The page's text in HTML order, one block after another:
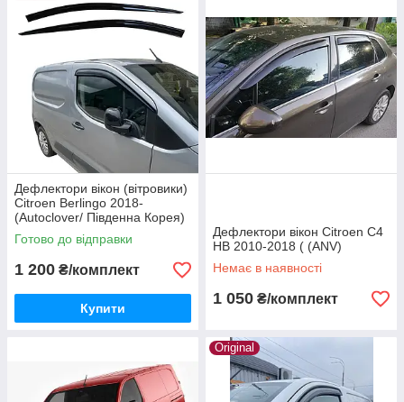
Дефлектори вікон (вітровики)
Citroen Berlingo 2018-
(Autoclover/ Південна Корея)
Готово до відправки
1 200 ₴/комплект
Купити
Дефлектори вікон Citroen C4
HB 2010-2018 ( (ANV)
Немає в наявності
1 050 ₴/комплект
Original